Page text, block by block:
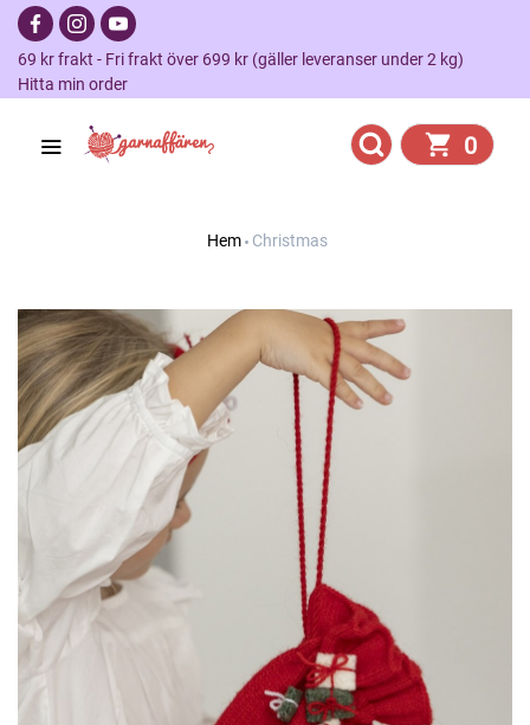
69 kr frakt - Fri frakt över 699 kr (gäller leveranser under 2 kg)
Hitta min order
0
Hem Christmas